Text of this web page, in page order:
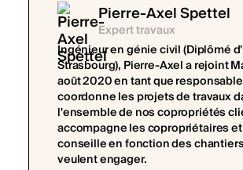
Pierre-Axel Spettel
Expert travaux
Ingénieur en génie civil (Diplômé
Strasbourg), Pierre-Axel a rejoint
août 2020 en tant que
coordonne les projets de travaux
l'ensemble de nos copropriétés
accompagne les copropriétaires
conseille en fonction des
veulent engager.